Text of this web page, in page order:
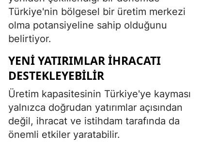
Türkiye'nin bölgesel bir üretim merkezi
olma potansiyeline sahip olduğunu
belirtiyor.
YENI YATIRIMLAR IHRACATI
DESTEKLEYEBILIR
Üretim kapasitesinin Türkiye'ye kayması
yalnızca doğrudan yatırımlar açısından
değil, ihracat ve istihdam tarafında da
önemli etkiler yaratabilir.